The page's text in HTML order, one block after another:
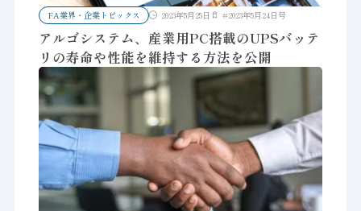
FA業界・企業トピックス 2023年5月25日 #2023年5月24日号
アルゴシステム、産業用PC搭載のUPSバッテ
リの寿命や性能を維持する方法を公開